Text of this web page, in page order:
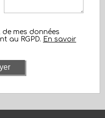
mes données
au RGPD. En savoir